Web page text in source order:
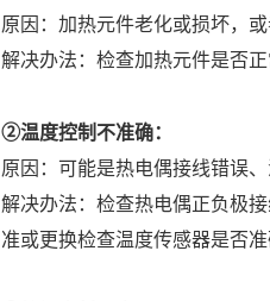
原因：加热元件老化或损坏，
解决办法：检查加热元件是否
②温度控制不准确：
原因：可能是热电偶接线错误
解决办法：检查热电偶正负极
准或更换检查温度传感器是否准